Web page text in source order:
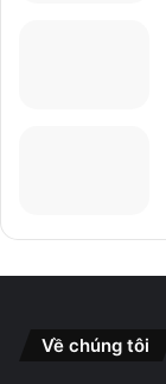
Về chúng tôi